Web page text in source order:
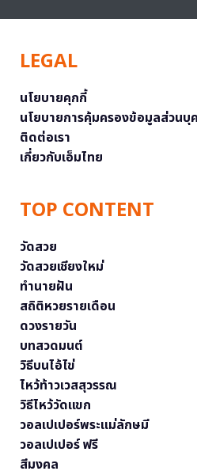
LEGAL
นโยบายคุกกี้
นโยบายการคุ้มครองข้อมูลส่วนบุ
ติดต่อเรา
เกี่ยวกับเอ็มไทย
TOP CONTENT
วัดสวย
วัดสวยเชียงใหม่
ทำนายฝัน
สถิติหวยรายเดือน
ดวงรายวัน
บทสวดมนต์
วิธีบนไอ้ไข่
ไหว้ท้าวเวสสุวรรณ
วิธีไหว้วัดแขก
วอลเปเปอร์พระแม่ลักษมี
วอลเปเปอร์ ฟรี
สีมงคล